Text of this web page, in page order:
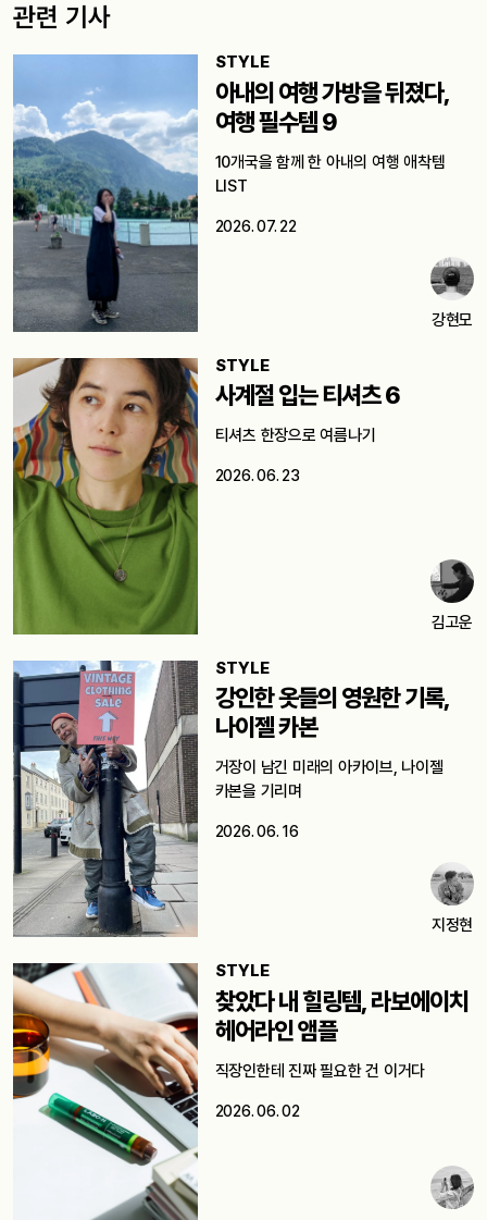
관련 기사
STYLE
아내의 여행 가방을 뒤졌다,
여행 필수템 9
10개국을 함께 한 아내의 여행 애착템
LIST
2026. 07. 22
강현모
STYLE
사계절 입는 티셔츠 6
티셔츠 한장으로 여름나기
2026. 06. 23
김고운
STYLE
강인한 옷들의 영원한 기록,
나이젤 카본
거장이 남긴 미래의 아카이브, 나이젤
카본을 기리며
2026. 06. 16
지정현
STYLE
찾았다 내 힐링템, 라보에이치
헤어라인 앰플
직장인한테 진짜 필요한 건 이거다
2026. 06. 02